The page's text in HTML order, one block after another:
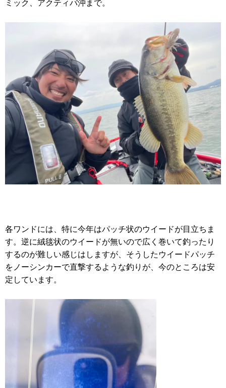
ミック、アクティバ沖まで。
各ワンドには、特に今年はパッチ状のウイードが目立ちま
す。逆に絨毯状のウイードが無いので広く巻いて釣ったり
するのが難しい感じはしますが、そうしたウイードパッチ
をノーシンカーで直撃するような釣りが、今のところは安
定しています。